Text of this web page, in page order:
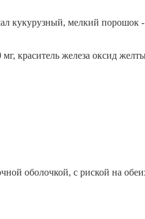
кукурузный, мелкий
краситель железа оксид
оболочкой, с риской на